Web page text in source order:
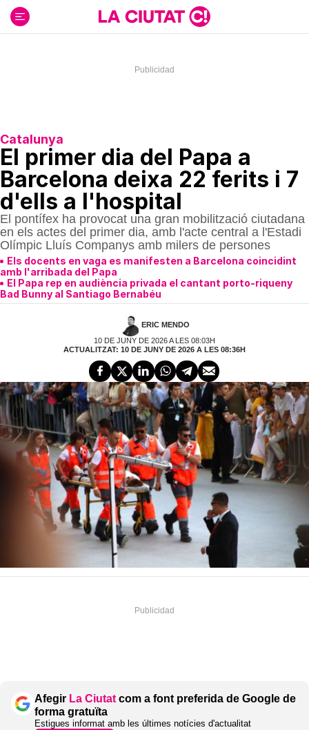
contenido
Catalunya
El primer dia del Papa a
Barcelona deixa 22 ferits i 7
d'ells a l'hospital
El pontífex ha provocat una gran mobilització ciutadana
en els actes del primer dia, amb l'acte central a l'Estadi
Olímpic Lluís Companys amb milers de persones
Els docents en vaga es manifesten a Barcelona coincidint
amb l'arribada del Papa
El Papa rep en audiència privada el cantant porto-riqueny
Bad Bunny al Santiago Bernabéu
ERIC MENDO
10 DE JUNY DE 2026 A LES 08:03H
ACTUALITZAT: 10 DE JUNY DE 2026 A LES 08:36H
Afegir La Ciutat com a font preferida de Google de
forma gratuïta
Estigues informat amb les últimes notícies d'actualitat